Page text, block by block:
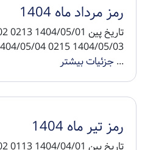
رمز مرداد ماه 1404
...جزئیات بیشتر
رمز تیر ماه 1404